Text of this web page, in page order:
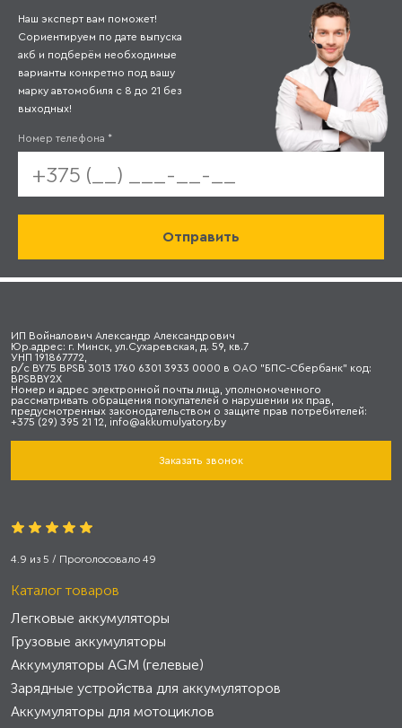
Наш эксперт вам поможет!
Сориентируем по дате выпуска
акб и подберём необходимые
варианты конкретно под вашу
марку автомобиля с 8 до 21 без
выходных!
Номер телефона *
ИП Войналович Александр Александрович
Юр.адрес: г. Минск, ул.Сухаревская, д. 59, кв.7
УНП 191867772,
р/с BY75 BPSB 3013 1760 6301 3933 0000 в ОАО "БПС-Сбербанк" код:
BPSBBY2X
Номер и адрес электронной почты лица, уполномоченного
рассматривать обращения покупателей о нарушении их прав,
предусмотренных законодательством о защите прав потребителей:
+375 (29) 395 21 12, info@akkumulyatory.by
Заказать звонок
4.9 из 5 / Проголосовало 49
Каталог товаров
Легковые аккумуляторы
Грузовые аккумуляторы
Аккумуляторы AGM (гелевые)
Зарядные устройства для аккумуляторов
Аккумуляторы для мотоциклов